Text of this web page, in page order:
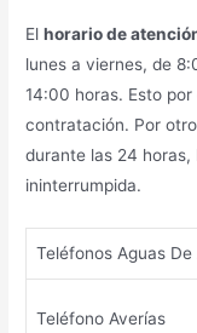
Elhorario de
lunes a viernes, de
14:00 horas. Esto
contratación. Por
durante las 24
ininterrumpida.
Teléfonos Aguas
Teléfono Averías